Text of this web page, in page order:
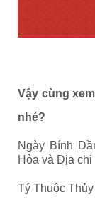
Vậy cùng
nhé?
Ngày Bính
Hỏa và Địa chi
Tý Thuộc Thủy